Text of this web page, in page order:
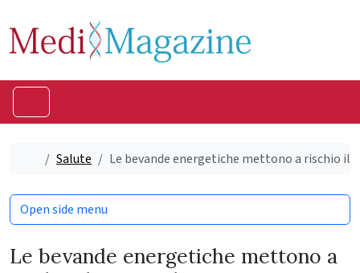
Home
Salute Le bevande energetiche mettono a rischio il
Le bevande energetiche mettono a
Open side menu